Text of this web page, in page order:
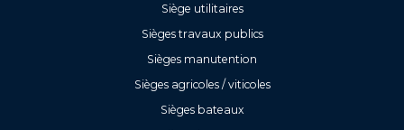
Siège utilitaires
Sièges travaux publics
Sièges manutention
Sièges agricoles / viticoles
Sièges bateaux